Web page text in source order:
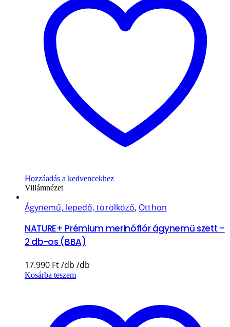
Hozzáadás a kedvencekhez
Villámnézet
Ágynemű, lepedő, törölköző, Otthon
NATURE+ Prémium merinóflór ágynemű szett –
2 db-os (BBA)
17.990 Ft
Kosárba teszem